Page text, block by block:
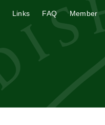
Links FAQ Member